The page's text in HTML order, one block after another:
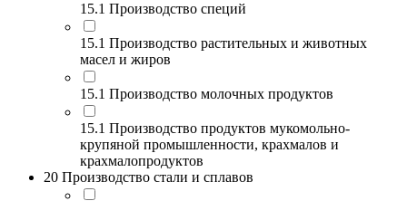
15.1 Производство специй
15.1 Производство растительных и животных
масел и жиров
15.1 Производство молочных продуктов
15.1 Производство продуктов мукомольно-
крупяной промышленности, крахмалов и
крахмалопродуктов
20 Производство стали и сплавов